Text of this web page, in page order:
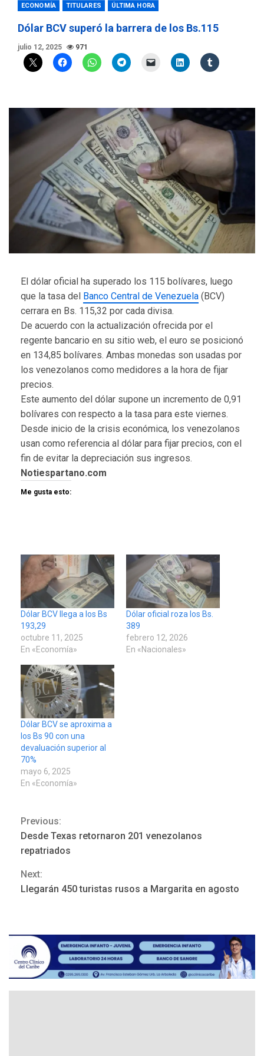
ECONOMÍA TITULARES ÚLTIMA HORA
Dólar BCV superó la barrera de los Bs.115
julio 12, 2025 971
El dólar oficial ha superado los 115 bolívares, luego
que la tasa del
Banco Central de Venezuela (BCV)
cerrara en Bs. 115,32 por cada divisa.
De acuerdo con la actualización ofrecida por el
regente bancario en su sitio web, el euro se posicionó
en 134,85 bolívares. Ambas monedas son usadas por
los venezolanos como medidores a la hora de fijar
precios.
Este aumento del dólar supone un incremento de 0,91
bolívares con respecto a la tasa para este viernes.
Desde inicio de la crisis económica, los venezolanos
usan como referencia al dólar para fijar precios, con el
fin de evitar la depreciación sus ingresos.
Notiespartano.com
Me gusta esto:
Dólar BCV llega a los Bs
193,29
octubre 11, 2025
En «Economía»
Dólar oficial roza los Bs.
389
febrero 12, 2026
En «Nacionales»
Dólar BCV se aproxima a
los Bs 90 con una
devaluación superior al
70%
mayo 6, 2025
En «Economía»
Continue
Reading
Previous:
Desde Texas retornaron 201 venezolanos
repatriados
Next:
Llegarán 450 turistas rusos a Margarita en agosto
Hutíes de Yemen dicen que
REGIONALES ÚLTIMA HORA
Instituciones estadales se
suman al Plan Agosto de
Escuelas Abiertas 2026